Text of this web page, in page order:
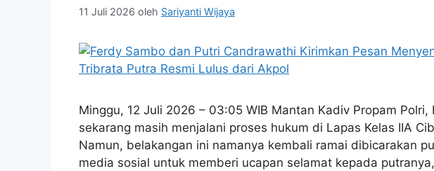
11 Juli 2026 oleh Sariyanti Wijaya
Minggu, 12 Juli 2026 – 03:05 WIB Mantan Kadiv Propam Polri,
sekarang masih menjalani proses hukum di Lapas Kelas IIA
Namun, belakangan ini namanya kembali ramai dibicarakan
media sosial untuk memberi ucapan selamat kepada